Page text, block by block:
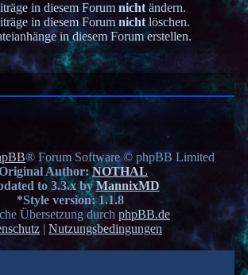
in diesem Forum nicht ändern.
in diesem Forumnicht löschen.
in diesem Forum erstellen.
® Forum Software © phpBB Limited
Author:NOTHAL
to 3.3.x byMannixMD
*Style version: 1.1.8
Übersetzung durch phpBB.de
| Nutzungsbedingungen